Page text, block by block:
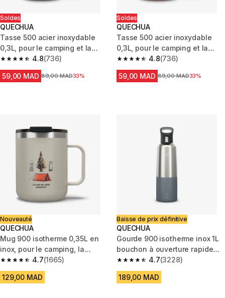
Soldes
QUECHUA
Tasse 500 acier inoxydable
0,3L, pour le camping et la
randonnée - Verte.
4.8
4.8 out of 5 stars from 736 reviews
(736)
59,00 MAD Prix avant la réduction
89,00 MAD33%
Soldes
QUECHUA
Tasse 500 acier inoxydable
0,3L, pour le camping et la
randonnée - Rouge.
4.8
4.8 out of 5 stars from 736
(736)
59,00 MAD Prix avant la réduction
89,00 MAD33%
Nouveauté
QUECHUA
Mug 900 isotherme 0,35L en
inox, pour le camping, la
randonnée/trekking - beige
4.7
4.7 out of 5 stars from 1665 reviews
(1665)
129,00 MAD
Baisse de prix définitive
QUECHUA
Gourde 900 isotherme inox 1L
bouchon à ouverture rapide
pour la randonnée - gris
4.7
4.7 out of 5 stars from 3228
(3228)
189,00 MAD